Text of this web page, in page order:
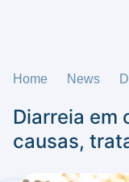
Home News
Diarreia em
causas,